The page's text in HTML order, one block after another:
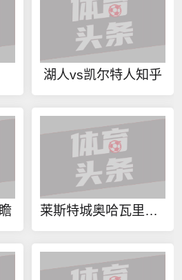
湖人vs凯尔特人知乎
莱斯特城奥哈瓦里今日赛事